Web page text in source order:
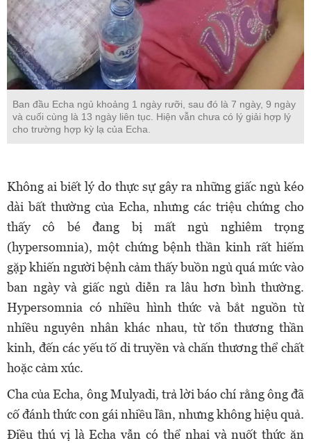
Ban đầu Echa ngủ khoảng 1 ngày rưỡi, sau đó là 7 ngày, 9 ngày
và cuối cùng là 13 ngày liên tục. Hiện vẫn chưa có lý giải hợp lý
cho trường hợp kỳ lạ của Echa.
Không ai biết lý do thực sự gây ra những giấc ngủ kéo
dài bất thường của Echa, nhưng các triệu chứng cho
thấy cô bé đang bị mất ngủ nghiêm trọng
(hypersomnia), một chứng bệnh thần kinh rất hiếm
gặp khiến người bệnh cảm thấy buồn ngủ quá mức vào
ban ngày và giấc ngủ diễn ra lâu hơn bình thường.
Hypersomnia có nhiều hình thức và bắt nguồn từ
nhiều nguyên nhân khác nhau, từ tổn thương thần
kinh, đến các yếu tố di truyền và chấn thương thể chất
hoặc cảm xúc.
Cha của Echa, ông Mulyadi, trả lời báo chí rằng ông đã
cố đánh thức con gái nhiều lần, nhưng không hiệu quả.
Điều thú vị là Echa vẫn có thể nhai và nuốt thức ăn